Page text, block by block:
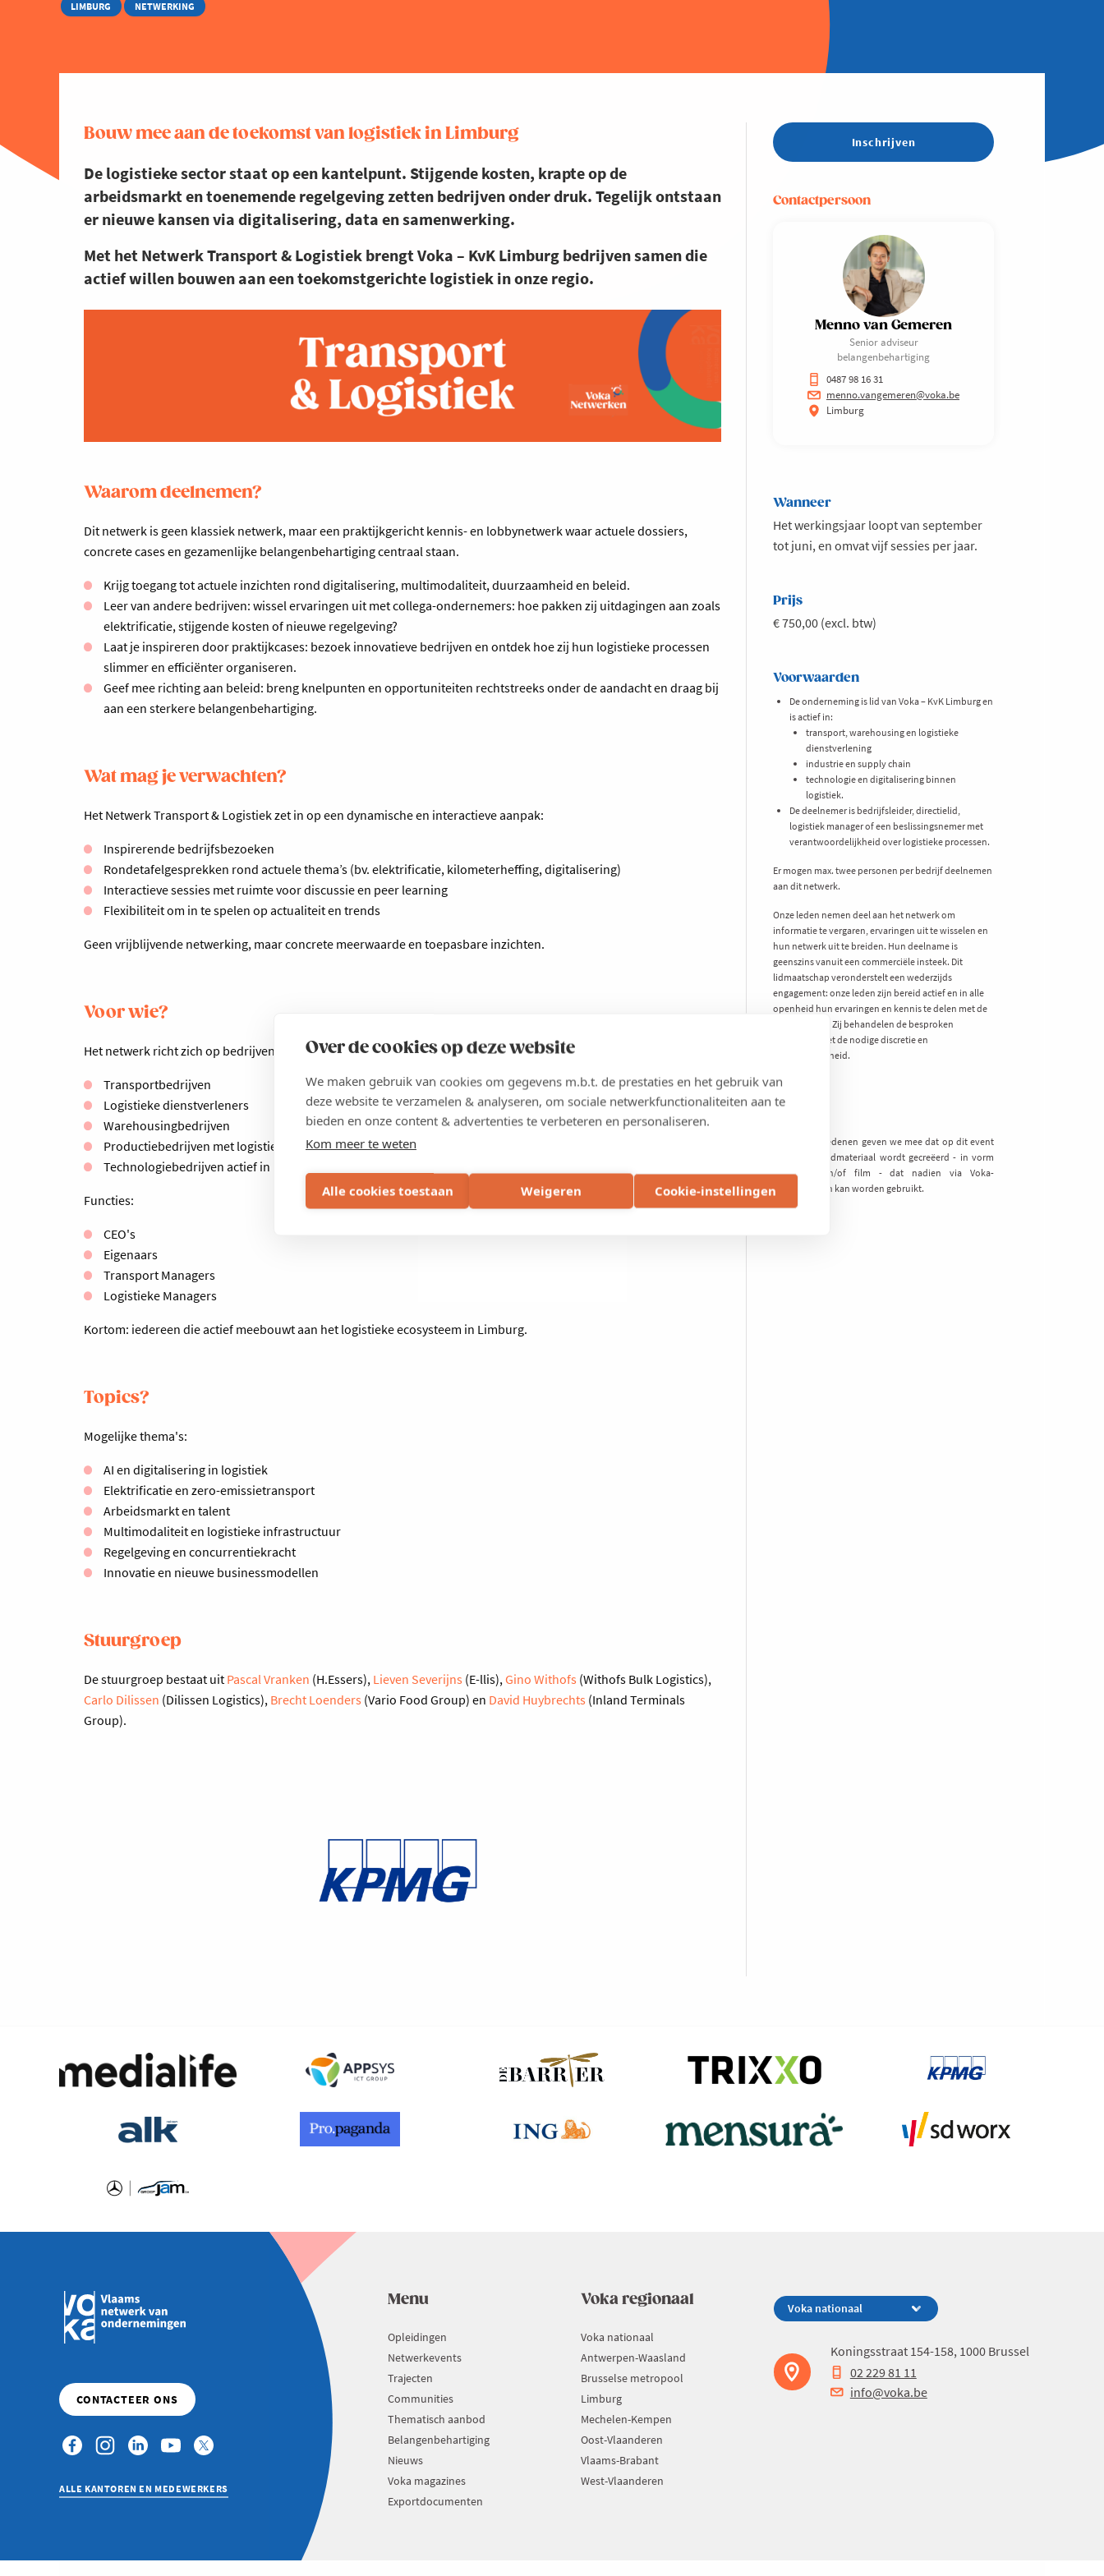
Over de cookies op deze website
We maken gebruik van cookies om gegevens m.b.t. de prestaties en het gebruik van
deze website te verzamelen & analyseren, om sociale netwerkfunctionaliteiten aan te
bieden en onze content & advertenties te verbeteren en personaliseren.
Kom meer te weten
Alle cookies toestaan Weigeren Cookie-instellingen
LIMBURG NETWERKING
Bouw mee aan de toekomst van logistiek in Limburg
De logistieke sector staat op een kantelpunt. Stijgende kosten, krapte op de
arbeidsmarkt en toenemende regelgeving zetten bedrijven onder druk. Tegelijk ontstaan
er nieuwe kansen via digitalisering, data en samenwerking.
Met het Netwerk Transport & Logistiek brengt Voka – KvK Limburg bedrijven samen die
actief willen bouwen aan een toekomstgerichte logistiek in onze regio.
Waarom deelnemen?
Dit netwerk is geen klassiek netwerk, maar een praktijkgericht kennis- en lobbynetwerk waar actuele dossiers,
concrete cases en gezamenlijke belangenbehartiging centraal staan.
Krijg toegang tot actuele inzichten rond digitalisering, multimodaliteit, duurzaamheid en beleid.
Leer van andere bedrijven: wissel ervaringen uit met collega-ondernemers: hoe pakken zij uitdagingen aan zoals
elektrificatie, stijgende kosten of nieuwe regelgeving?
Laat je inspireren door praktijkcases: bezoek innovatieve bedrijven en ontdek hoe zij hun logistieke processen
slimmer en efficiënter organiseren.
Geef mee richting aan beleid: breng knelpunten en opportuniteiten rechtstreeks onder de aandacht en draag bij
aan een sterkere belangenbehartiging.
Wat mag je verwachten?
Het Netwerk Transport & Logistiek zet in op een dynamische en interactieve aanpak:
Inspirerende bedrijfsbezoeken
Rondetafelgesprekken rond actuele thema’s (bv. elektrificatie, kilometerheffing, digitalisering)
Interactieve sessies met ruimte voor discussie en peer learning
Flexibiliteit om in te spelen op actualiteit en trends
Geen vrijblijvende netwerking, maar concrete meerwaarde en toepasbare inzichten.
Voor wie?
Het netwerk richt zich op bedrijven actief in:
Transportbedrijven
Logistieke dienstverleners
Warehousingbedrijven
Productiebedrijven met logistieke activiteiten
Technologiebedrijven actief in logistiek
Functies:
CEO's
Eigenaars
Transport Managers
Logistieke Managers
Kortom: iedereen die actief meebouwt aan het logistieke ecosysteem in Limburg.
Topics?
Mogelijke thema's:
AI en digitalisering in logistiek
Elektrificatie en zero-emissietransport
Arbeidsmarkt en talent
Multimodaliteit en logistieke infrastructuur
Regelgeving en concurrentiekracht
Innovatie en nieuwe businessmodellen
Stuurgroep
De stuurgroep bestaat uit Pascal Vranken (H.Essers), Lieven Severijns (E-llis),Gino Withofs (Withofs Bulk Logistics),
Carlo Dilissen (Dilissen Logistics), Brecht Loenders (Vario Food Group) en David Huybrechts (Inland Terminals
Group).
Inschrijven
Contactpersoon
Menno van Gemeren
Senior adviseur
belangenbehartiging
0487 98 16 31
menno.vangemeren@voka.be
Limburg
Wanneer
Het werkingsjaar loopt van september
tot juni, en omvat vijf sessies per jaar.
Prijs
€ 750,00 (excl. btw)
Voorwaarden
De onderneming is lid van Voka – KvK Limburg en
is actief in:
transport, warehousing en logistieke
dienstverlening
industrie en supply chain
technologie en digitalisering binnen
logistiek.
De deelnemer is bedrijfsleider, directielid,
logistiek manager of een beslissingsnemer met
verantwoordelijkheid over logistieke processen.
Er mogen max. twee personen per bedrijf deelnemen
aan dit netwerk.
Onze leden nemen deel aan het netwerk om
informatie te vergaren, ervaringen uit te wisselen en
hun netwerk uit te breiden. Hun deelname is
geenszins vanuit een commerciële insteek. Dit
lidmaatschap veronderstelt een wederzijds
engagement: onze leden zijn bereid actief en in alle
openheid hun ervaringen en kennis te delen met de
andere leden. Zij behandelen de besproken
informatie met de nodige discretie en
vertrouwelijkheid.
Om privacy redenen geven we mee dat op dit event
mogelijk beeldmateriaal wordt gecreëerd - in vorm
van foto en/of film - dat nadien via Voka-
mediakanalen kan worden gebruikt.
ALLE KANTOREN EN MEDEWERKERS
Menu
Opleidingen
Netwerkevents
Trajecten
Communities
Thematisch aanbod
Belangenbehartiging
Nieuws
Voka magazines
Exportdocumenten
Voka regionaal
Voka nationaal
Antwerpen-Waasland
Brusselse metropool
Limburg
Mechelen-Kempen
Oost-Vlaanderen
Vlaams-Brabant
West-Vlaanderen
Koningsstraat 154-158, 1000 Brussel
02 229 81 11
info@voka.be